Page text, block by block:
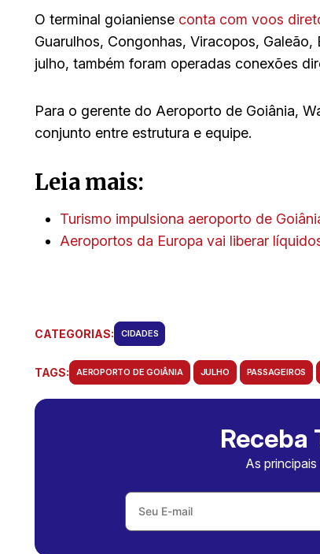
O terminal goianiense conta com voos
Guarulhos, Congonhas, Viracopos,
julho, também foram operadas conexões
Para o gerente do Aeroporto de Goiânia,
conjunto entre estrutura e equipe.
Leia mais:
Turismo impulsiona aeroporto de
Aeroportos da Europa vai liberar
CATEGORIAS: CIDADES
TAGS: AEROPORTO DE GOIÂNIA JULHO PASSAGEIROS
Receba
As